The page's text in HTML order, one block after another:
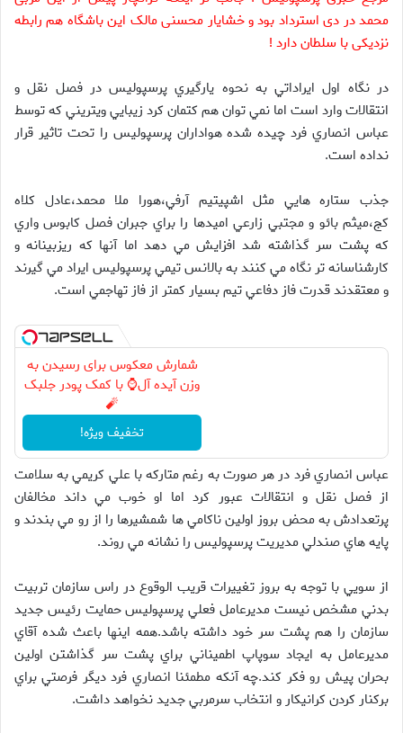
محمد در دی استرداد بود و خشایار محسنی مالک این باشگاه هم رابطه
نزدیکی با سلطان دارد !
در نگاه اول ايراداتي به نحوه يارگيري پرسپوليس در فصل نقل و
انتقالات وارد است اما نمي توان هم کتمان کرد زيبايي ويتريني که توسط
عباس انصاري فرد چيده شده هواداران پرسپوليس را تحت تاثير قرار
نداده است.
جذب ستاره هايي مثل اشپيتيم آرفي،هورا ملا محمد،عادل کلاه
کج،ميثم بائو و مجتبي زارعي اميدها را براي جبران فصل کابوس واري
که پشت سر گذاشته شد افزايش مي دهد اما آنها که ريزبينانه و
کارشناسانه تر نگاه مي کنند به بالانس تيمي پرسپوليس ايراد مي گيرند
و معتقدند قدرت فاز دفاعي تيم بسيار کمتر از فاز تهاجمي است.
شمارش معکوس برای رسیدن به
وزن آیده آل⌚ با کمک پودر جلبک
🧨
تخفیف ویژه!
عباس انصاري فرد در هر صورت به رغم متارکه با علي کريمي به سلامت
از فصل نقل و انتقالات عبور کرد اما او خوب مي داند مخالفان
پرتعدادش به محض بروز اولين ناکامي ها شمشيرها را از رو مي بندند و
پايه هاي صندلي مديريت پرسپوليس را نشانه مي روند.
از سويي با توجه به بروز تغييرات قريب الوقوع در راس سازمان تربيت
بدني مشخص نيست مديرعامل فعلي پرسپوليس حمايت رئيس جديد
سازمان را هم پشت سر خود داشته باشد.همه اينها باعث شده آقاي
مديرعامل به ايجاد سوپاپ اطميناني براي پشت سر گذاشتن اولين
بحران پيش رو فکر کند.چه آنکه مطمئنا انصاري فرد ديگر فرصتي براي
برکنار کردن کرانيکار و انتخاب سرمربي جديد نخواهد داشت.